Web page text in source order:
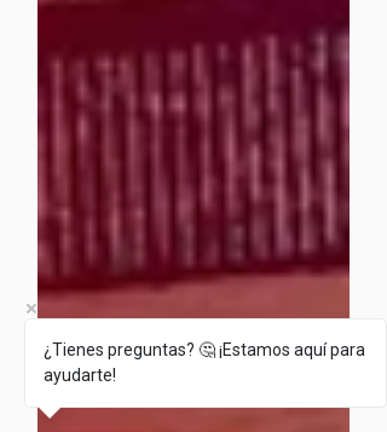
¿Tienes preguntas? 🤔 ¡Estamos aquí para
ayudarte!